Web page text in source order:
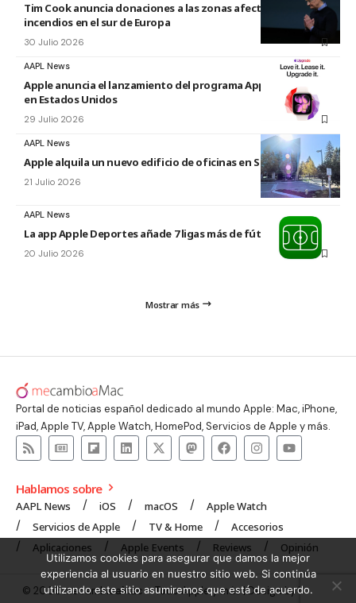
Tim Cook anuncia donaciones a las zonas afectadas por los
incendios en el sur de Europa
30 Julio 2026
AAPL News
Apple anuncia el lanzamiento del programa Apple Upgrade
en Estados Unidos
29 Julio 2026
AAPL News
Apple alquila un nuevo edificio de oficinas en Sunnyvale
21 Julio 2026
AAPL News
La app Apple Deportes añade 7 ligas más de fútbol
20 Julio 2026
Mostrar más
Portal de noticias español dedicado al mundo Apple: Mac, iPhone,
iPad, Apple TV, Apple Watch, HomePod, Servicios de Apple y más.
Hablamos sobre
AAPL News iOS macOS
Apple Watch
Servicios de Apple
TV & Home
Accesorios
Aplicaciones
Apple Events Reviews Opinión
© 2008 mecambioaMac – Todo Apple y más | Design byUNXON
Utilizamos cookies para asegurar que damos la mejor
experiencia al usuario en nuestro sitio web. Si continúa
utilizando este sitio asumiremos que está de acuerdo.